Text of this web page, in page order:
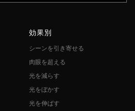
効果別
シーンを引き寄せる
肉眼を超える
光を減らす
光をぼかす
光を伸ばす